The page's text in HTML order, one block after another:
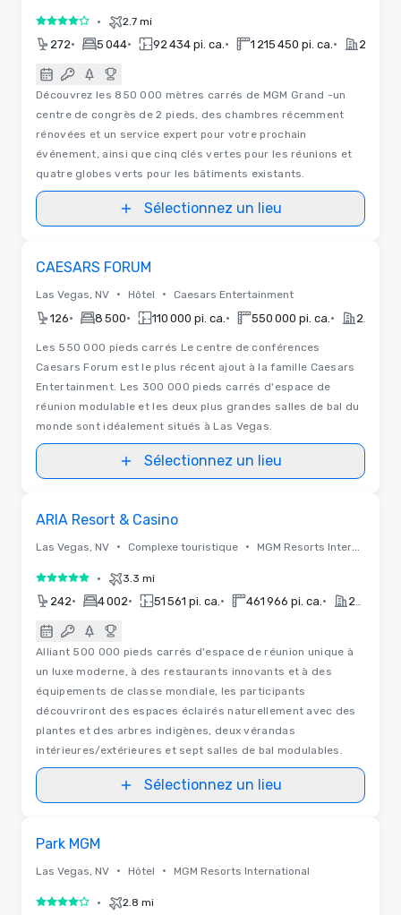
4 sur 5 • 2.7 mi
272• 5 044• 92 434 pi. ca. • 1 215 450 pi. ca. •
Découvrez les 850 000 mètres carrés de MGM Grand -un
centre de congrès de 2 pieds, des chambres récemment
rénovées et un service expert pour votre prochain
événement, ainsi que cinq clés vertes pour les réunions et
quatre globes verts pour les bâtiments existants.
Sélectionnez un lieu
CAESARS FORUM
Las Vegas, NV • Hôtel • Caesars Entertainment
126• 8 500• 110 000 pi. ca. • 550 000 pi. ca. •
Les 550 000 pieds carrés Le centre de conférences
Caesars Forum est le plus récent ajout à la famille Caesars
Entertainment. Les 300 000 pieds carrés d'espace de
réunion modulable et les deux plus grandes salles de bal du
monde sont idéalement situés à Las Vegas.
Sélectionnez un lieu
ARIA Resort & Casino
Las Vegas, NV • Complexe touristique • MGM Resorts International
5 sur 5 • 3.3 mi
242• 4 002• 51 561 pi. ca. • 461 966 pi. ca. •
Alliant 500 000 pieds carrés d'espace de réunion unique à
un luxe moderne, à des restaurants innovants et à des
équipements de classe mondiale, les participants
découvriront des espaces éclairés naturellement avec des
plantes et des arbres indigènes, deux vérandas
intérieures/extérieures et sept salles de bal modulables.
Sélectionnez un lieu
Park MGM
Las Vegas, NV • Hôtel • MGM Resorts International
4 sur 5 • 2.8 mi